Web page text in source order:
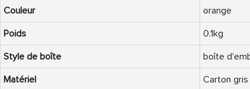
Couleur orange
Poids 0.1kg
Style de boîte boîte
Matériel Carton